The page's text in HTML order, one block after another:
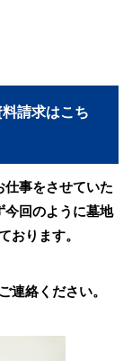
請求はこち
事をさせていた
今回のように墓地
おります。
絡ください。